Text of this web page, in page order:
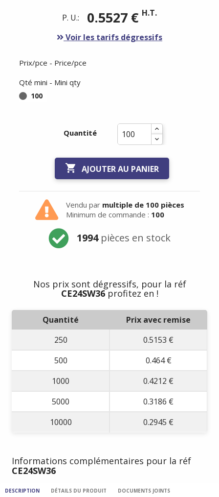
P. U.: 0.5527 € H.T.
Voir les tarifs dégressifs
Prix/pce - Price/pce
Qté mini - Mini qty
100
Quantité
 AJOUTER AU PANIER
Vendu par multiple de 100 pièces
Minimum de commande : 100
1994pièces en stock
Nos prix sont dégressifs, pour la réf
CE24SW36profitez en !
Quantité
Prix avec remise
250
0.5153 €
500
0.464 €
1000
0.4212 €
5000
0.3186 €
10000
0.2945 €
Informations complémentaires pour la réf
CE24SW36
DESCRIPTION DÉTAILS DU PRODUIT DOCUMENTS JOINTS